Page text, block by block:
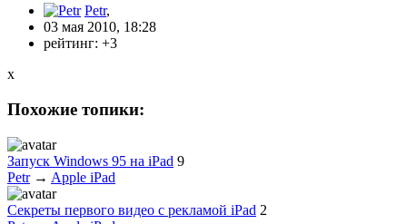
Petr,
03 мая 2010, 18:28
рейтинг: +3
x
Похожие топики:
Запуск Windows 95 на iPad 9
Petr→ Apple iPad
Секреты первого видео с рекламой iPad 2